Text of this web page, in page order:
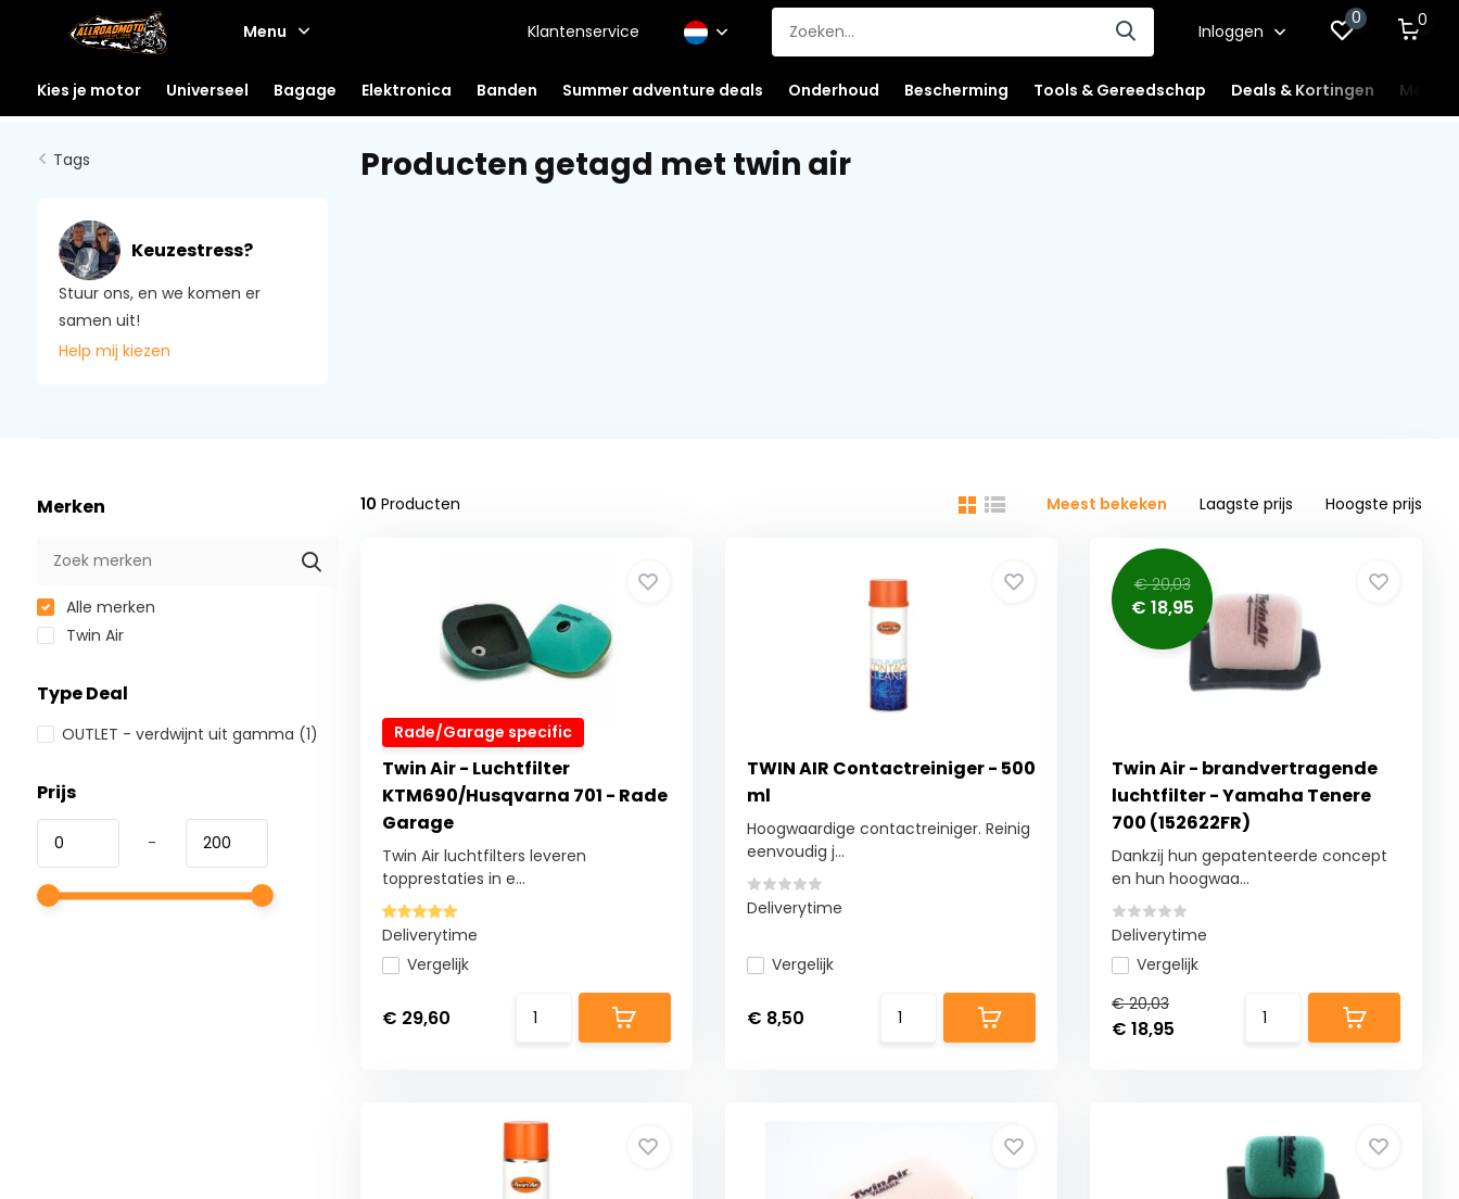
Menu Klantenservice Inloggen
0 0
Kies je motor Universeel Bagage Elektronica Banden Summer adventure deals Onderhoud Bescherming Tools & Gereedschap Deals & Kortingen
Tags
Keuzestress?
Stuur ons, en we komen er
samen uit!
Help mij kiezen
Producten getagd met twin air
Merken
Alle merken
Twin Air
Type Deal
OUTLET - verdwijnt uit gamma (1)
Prijs
-
10 Producten Meest bekeken Laagste prijs Hoogste prijs
Rade/Garage specific
Twin Air - Luchtfilter
KTM690/Husqvarna 701 - Rade
Garage
Twin Air luchtfilters leveren
topprestaties in e...
Deliverytime
Vergelijk
€ 29,60
TWIN AIR Contactreiniger - 500
ml
Hoogwaardige contactreiniger. Reinig
eenvoudig j...
Deliverytime
Vergelijk
€ 8,50
€ 20,03
€ 18,95
Twin Air - brandvertragende
luchtfilter - Yamaha Tenere
700 (152622FR)
Dankzij hun gepatenteerde concept
en hun hoogwaa...
Deliverytime
Vergelijk
€ 20,03
€ 18,95